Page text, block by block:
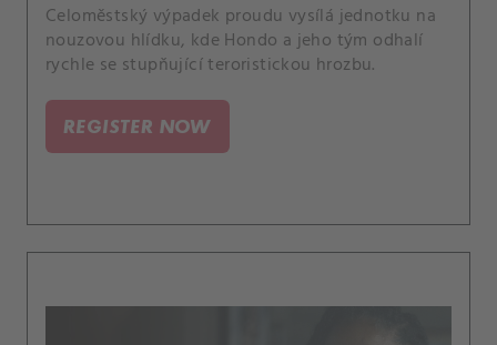
Celoměstský výpadek proudu vysílá jednotku na
nouzovou hlídku, kde Hondo a jeho tým odhalí
rychle se stupňující teroristickou hrozbu.
REGISTER NOW